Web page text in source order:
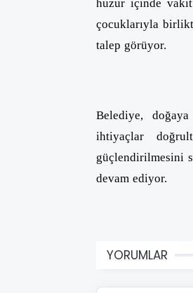
huzur içinde
çocuklarıyla
talep görüyor.
Belediye,
ihtiyaçlar
güçlendirilmesini
devam ediyor.
YORUMLAR